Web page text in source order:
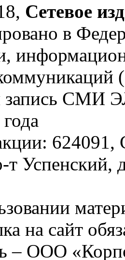
Сетевое
в
запись СМИ
624091,
Успенский,
на сайт
– ООО